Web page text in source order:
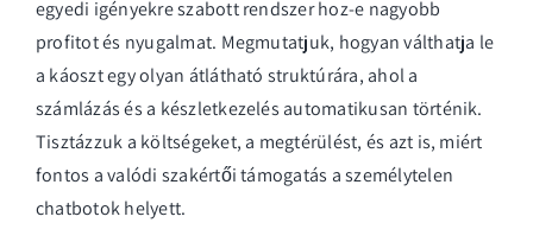
egyedi igényekre szabott rendszer hoz-e nagyobb
profitot és nyugalmat. Megmutatjuk, hogyan válthatja le
a káoszt egy olyan átlátható struktúrára, ahol a
számlázás és a készletkezelés automatikusan történik.
Tisztázzuk a költségeket, a megtérülést, és azt is, miért
fontos a valódi szakértői támogatás a személytelen
chatbotok helyett.